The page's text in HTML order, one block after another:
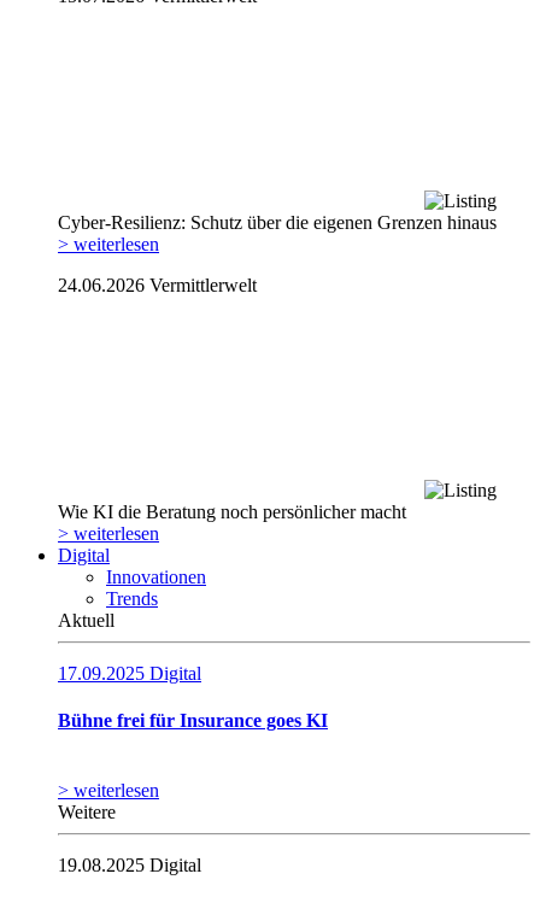
Cyber-Resilienz: Schutz über die eigenen Grenzen hinaus
> weiterlesen
24.06.2026 Vermittlerwelt
Wie KI die Beratung noch persönlicher macht
> weiterlesen
Digital
Innovationen
Trends
Aktuell
17.09.2025 Digital
Bühne frei für Insurance goes KI
> weiterlesen
Weitere
19.08.2025 Digital